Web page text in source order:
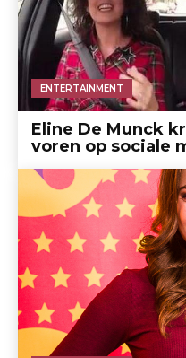
ENTERTAINMENT
Eline De Munck
voren op sociale